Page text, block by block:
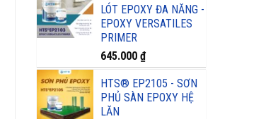
LÓT EPOXY ĐA NĂNG -
EPOXY VERSATILES
PRIMER
645.000 ₫
HTS® EP2105 - SƠN
PHỦ SÀN EPOXY HỆ
LĂN